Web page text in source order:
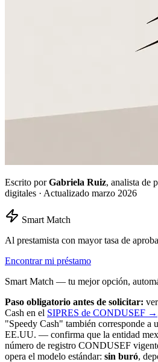
Escrito porGabriela Ruiz, analista de
digitales · Actualizado marzo 2026
Smart Match
Al prestamista con mayor tasa de
Encontrar mi préstamo
Smart Match — tu mejor opción,
Paso obligatorio antes de solicitar:
Cash en el SIPRES de CONDUSEF →
"Speedy Cash" también corresponde a
EE.UU. — confirma que la entidad
número de registro CONDUSEF
opera el modelo estándar: sin buró,